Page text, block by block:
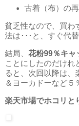
古着（布）の
貧乏性なので、買わ
法は･･･と、すぐ代
結局、 花粉99％キャ
ことにしたのだけれ
ると、次回以降は、
＆ヨーカドーなど５
楽天市場でホコリと